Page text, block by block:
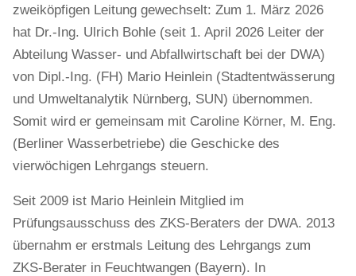
zweiköpfigen Leitung gewechselt: Zum 1. März 2026
hat Dr.-Ing. Ulrich Bohle (seit 1. April 2026 Leiter der
Abteilung Wasser- und Abfallwirtschaft bei der DWA)
von Dipl.-Ing. (FH) Mario Heinlein (Stadtentwässerung
und Umweltanalytik Nürnberg, SUN) übernommen.
Somit wird er gemeinsam mit Caroline Körner, M. Eng.
(Berliner Wasserbetriebe) die Geschicke des
vierwöchigen Lehrgangs steuern.
Seit 2009 ist Mario Heinlein Mitglied im
Prüfungsausschuss des ZKS-Beraters der DWA. 2013
übernahm er erstmals Leitung des Lehrgangs zum
ZKS-Berater in Feuchtwangen (Bayern). In